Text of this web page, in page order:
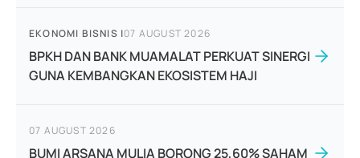
EKONOMI BISNIS |07 AUGUST 2026
BPKH DAN BANK MUAMALAT PERKUAT SINERGI
GUNA KEMBANGKAN EKOSISTEM HAJI
07 AUGUST 2026
BUMI ARSANA MULIA BORONG 25,60% SAHAM